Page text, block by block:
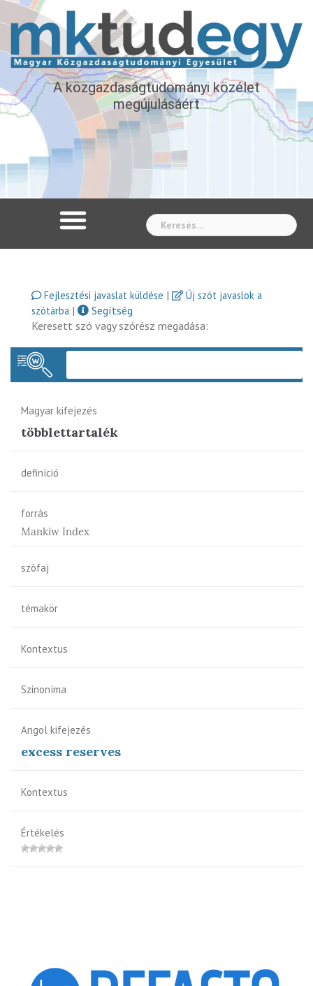
A közgazdaságtudományi közélet
megújulásáért
Fejlesztési javaslat küldése |
Új szót javaslok a
szótárba |
Segítség
Keresett szó vagy szórész megadása:
Magyar kifejezés
többlettartalék
definíció
forrás
Mankiw Index
szófaj
témakör
Kontextus
Szinoníma
Angol kifejezés
excess reserves
Kontextus
Értékelés